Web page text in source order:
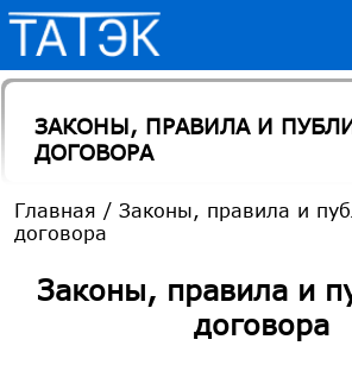
ЗАКОНЫ, ПРАВИЛА И
ДОГОВОРА
Главная / Законы, правила и
договора
Законы, правила и
договора